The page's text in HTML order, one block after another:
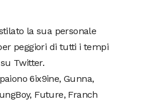
la sua personale
peggiori di tutti i tempi
Twitter.
6ix9ine, Gunna,
Future, Franch